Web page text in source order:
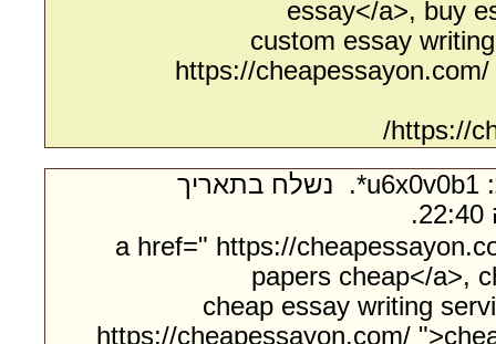
essay</a>, buy
custom essay
https://
https://
- מאת:‏ u6x0v0b1*. ‏ נשלח בתאריך
<a href=" https://
papers cheap</a>,
cheap essay writing
https://cheapessayon.com/